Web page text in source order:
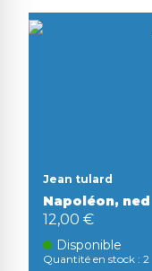
Jean tulard
Napoléon, ned
12,00 €
Disponible
Quantité en stock : 2